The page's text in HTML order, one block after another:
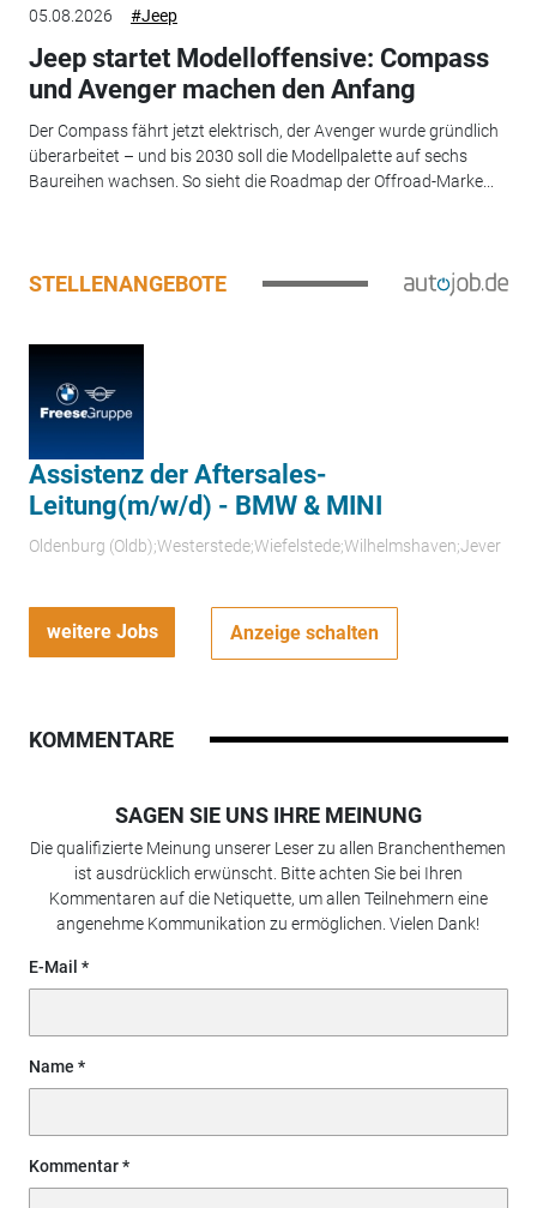
05.08.2026 #Jeep
Jeep startet Modelloffensive: Compass
und Avenger machen den Anfang
Der Compass fährt jetzt elektrisch, der Avenger wurde gründlich
überarbeitet – und bis 2030 soll die Modellpalette auf sechs
Baureihen wachsen. So sieht die Roadmap der Offroad-Marke...
STELLENANGEBOTE
Assistenz der Aftersales-
Leitung(m/w/d) - BMW & MINI
Oldenburg (Oldb);Westerstede;Wiefelstede;Wilhelmshaven;Jever
weitere Jobs Anzeige schalten
KOMMENTARE
SAGEN SIE UNS IHRE MEINUNG
Die qualifizierte Meinung unserer Leser zu allen Branchenthemen
ist ausdrücklich erwünscht. Bitte achten Sie bei Ihren
Kommentaren auf die Netiquette, um allen Teilnehmern eine
angenehme Kommunikation zu ermöglichen. Vielen Dank!
E-Mail
Name
Kommentar